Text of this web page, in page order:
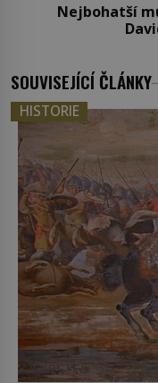
Nejbohatší
SOUVISEJÍCÍ ČLÁNKY
HISTORIE